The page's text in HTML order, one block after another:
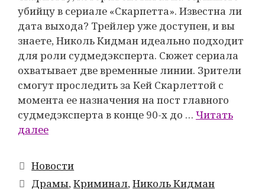
убийцу в сериале «Скарпетта». Известна ли
дата выхода? Трейлер уже доступен, и вы
знаете, Николь Кидман идеально подходит
для роли судмедэксперта. Сюжет сериала
охватывает две временные линии. Зрители
смогут проследить за Кей Скарлеттой с
момента ее назначения на пост главного
судмедэксперта в конце 90-х до … Читать
далее
Рубрики
Новости
Метки
Драмы,Криминал,Николь Кидман